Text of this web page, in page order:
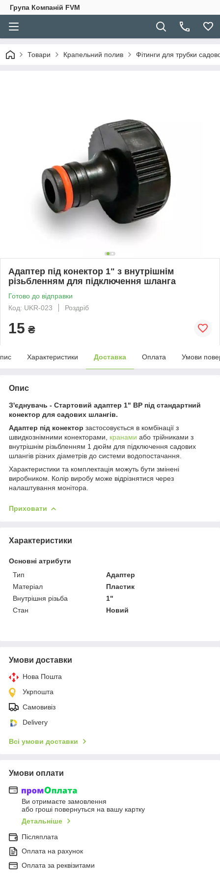
Група Компаній FVM
Товари Крапельний полив Фітинги для трубки
Адаптер під конектор 1" з внутрішнім
різьбленням для підключення шланга
Готово до відправки
Код: UKR-023
Роздріб
15 ₴
Характеристики Доставка Оплата Умови
Опис
З'єднувачь - Стартовий адаптер 1" ВР під стандартний
конектор для садових шлангів.
Адаптер під конектор застосовується в комбінації з
швидкознімними конекторами, кранами або трійниками з
внутрішнім різьбленням 1 дюйм для підключення садових
шлангів різних діаметрів до системи водопостачання.
Характеристики та комплектація можуть бути змінені
виробником. Колір виробу може відрізнятися через
налаштування монітора.
Приховати
Характеристики
Основні атрибути
Тип
Адаптер
Матеріал
Пластик
Внутрішня різьба
1"
Стан
Новий
Умови доставки
Нова Пошта
Укрпошта
Самовивіз
Delivery
Всі умови доставки
Умови оплати
Ви отримаєте замовлення
або гроші повернуться на вашу картку
Детальніше
Післяплата
Оплата на рахунок
Оплата за реквізитами